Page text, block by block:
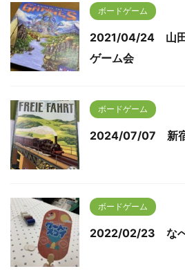
ボードゲーム
2021/04/24 山田
ゲーム会
ボードゲーム
2024/07/07 新
ボードゲーム
2022/02/23 な